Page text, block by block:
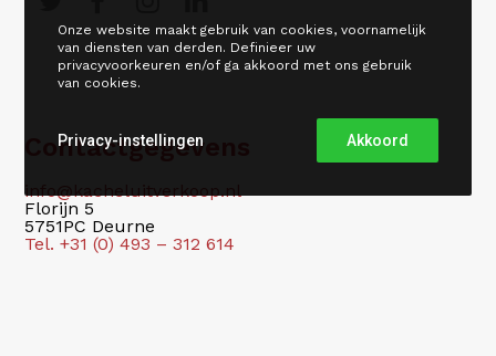
Contactgegevens
info@kacheluitverkoop.nl
Florijn 5
5751PC Deurne
Tel. +31 (0) 493 – 312 614
Onze website maakt gebruik van cookies, voornamelijk
van diensten van derden. Definieer uw
privacyvoorkeuren en/of ga akkoord met ons gebruik
van cookies.
Privacy-instellingen Akkoord